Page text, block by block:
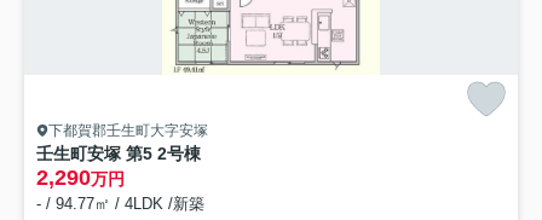
下都賀郡壬生町大字安塚
壬生町安塚 第5 2号棟
2,290万円
- / 94.77㎡ / 4LDK /新築